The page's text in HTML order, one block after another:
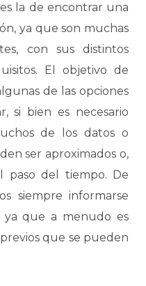
la de encontrar una
ya que son muchas
con sus distintos
El objetivo de
de las opciones
si bien es necesario
de los datos o
ser aproximados o,
paso del tiempo. De
siempre informarse
ya que a menudo es
que se pueden